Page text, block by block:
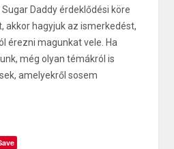
Daddy érdeklődési köre
akkor hagyjuk az ismerkedést,
érezni magunkat vele. Ha
még olyan témákról is
amelyekről sosem